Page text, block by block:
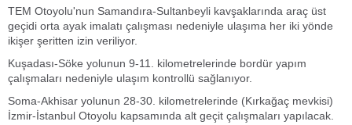
TEM Otoyolu'nun Samandıra-Sultanbeyli kavşaklarında araç üst
geçidi orta ayak imalatı çalışması nedeniyle ulaşıma her iki yönde
ikişer şeritten izin veriliyor.
Kuşadası-Söke yolunun 9-11. kilometrelerinde bordür yapım
çalışmaları nedeniyle ulaşım kontrollü sağlanıyor.
Soma-Akhisar yolunun 28-30. kilometrelerinde (Kırkağaç mevkisi)
İzmir-İstanbul Otoyolu kapsamında alt geçit çalışmaları yapılacak.